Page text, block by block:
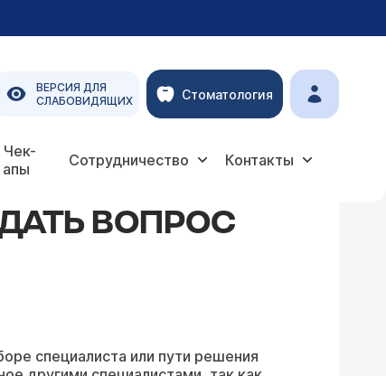
ВЕРСИЯ ДЛЯ
СЛАБОВИДЯЩИХ
Стоматология
Чек-
апы
Сотрудничество Контакты
ВОПРОС
специалиста или пути решения